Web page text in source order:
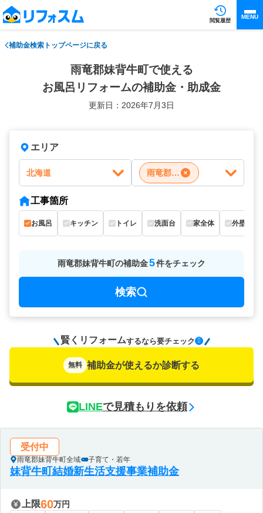
閲覧履歴
MENU
補助金検索トップページに戻る
雨竜郡妹背牛町で使える
お風呂リフォームの補助金・助成金
更新日：2026年7月3日
エリア
北海道 雨竜郡妹背牛町
工事箇所
お風呂 キッチン トイレ 洗面台 家全体 外壁
雨竜郡妹背牛町の補助金5件をチェック
検索
賢くリフォームするなら要チェック
無料 補助金が使えるか診断する
LINEで見積もりを依頼
受付中
雨竜郡妹背牛町全域 子育て・若年
妹背牛町結婚新生活支援事業補助金
上限60万円